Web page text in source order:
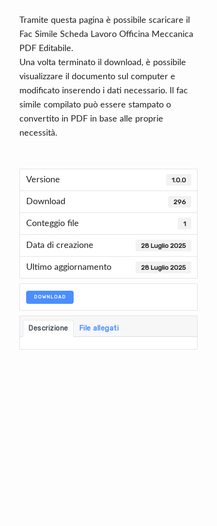
Tramite questa pagina è possibile scaricare il
Fac Simile Scheda Lavoro Officina Meccanica
PDF Editabile.
Una volta terminato il download, è possibile
visualizzare il documento sul computer e
modificato inserendo i dati necessario. Il fac
simile compilato può essere stampato o
convertito in PDF in base alle proprie
necessità.
Versione 1.0.0
Download 296
Conteggio file 1
Data di creazione 28 Luglio 2025
Ultimo aggiornamento 28 Luglio 2025
DOWNLOAD
Descrizione File allegati